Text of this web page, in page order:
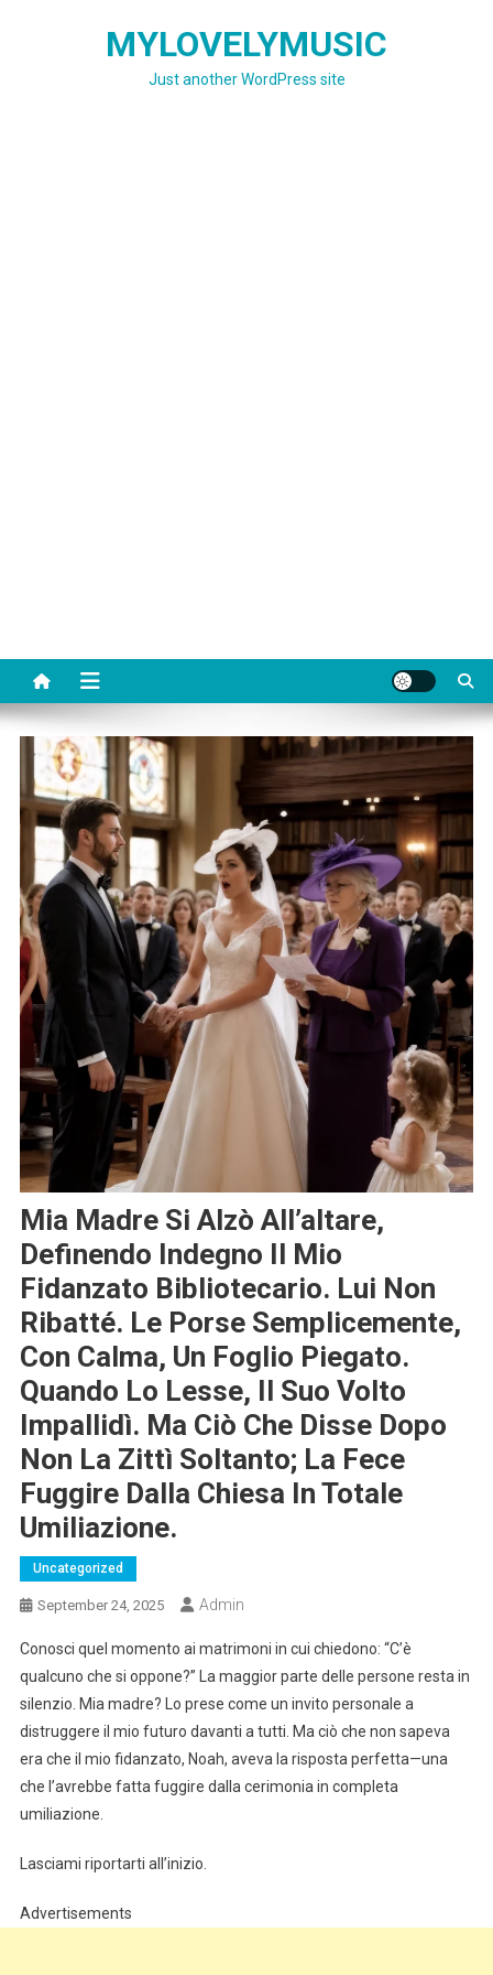
MYLOVELYMUSIC
Just another WordPress site
Mia Madre Si Alzò All’altare,
Definendo Indegno Il Mio
Fidanzato Bibliotecario. Lui Non
Ribatté. Le Porse Semplicemente,
Con Calma, Un Foglio Piegato.
Quando Lo Lesse, Il Suo Volto
Impallidì. Ma Ciò Che Disse Dopo
Non La Zittì Soltanto; La Fece
Fuggire Dalla Chiesa In Totale
Umiliazione.
Uncategorized
September 24, 2025 Admin
Conosci quel momento ai matrimoni in cui chiedono: “C’è
qualcuno che si oppone?” La maggior parte delle persone resta in
silenzio. Mia madre? Lo prese come un invito personale a
distruggere il mio futuro davanti a tutti. Ma ciò che non sapeva
era che il mio fidanzato, Noah, aveva la risposta perfetta—una
che l’avrebbe fatta fuggire dalla cerimonia in completa
umiliazione.
Lasciami riportarti all’inizio.
Advertisements